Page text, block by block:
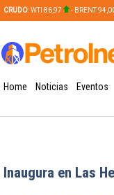
CRUDO: WTI 86,97 - BRENT
Home Noticias Eventos
Inaugura en Las